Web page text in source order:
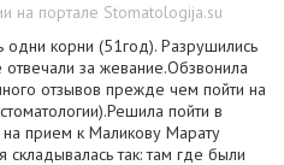
на портале Stomatologija.su
одни корни (51год). Разрушились
за жевание.Обзвонила
отзывов прежде чем пойти на
пойти в
прием к Маликову Марату
складывалась так: там где были